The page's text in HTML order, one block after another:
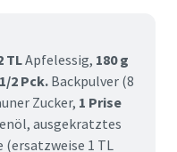
TLApfelessig, 180 g
1/2 Pck. Backpulver (8
Zucker, 1 Prise
ausgekratztes
(ersatzweise 1 TL